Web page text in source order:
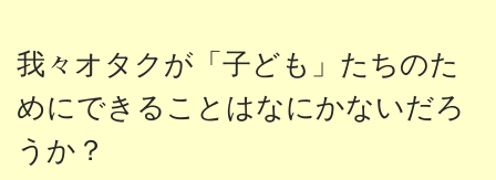
我々オタクが「子ども」たちのた
めにできることはなにかないだろ
うか？